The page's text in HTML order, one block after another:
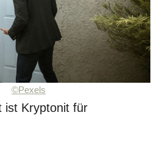
©Pexels
ist Kryptonit für